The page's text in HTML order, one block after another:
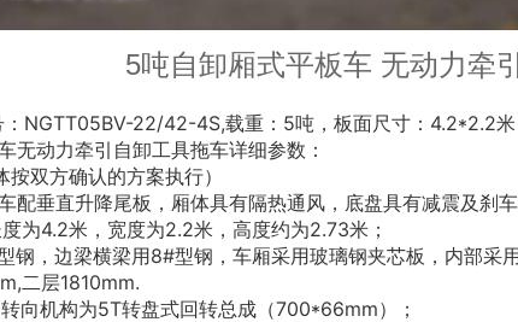
5吨自卸厢式平板车 无动力牵
NGTT05BV-22/42-4S,载重： 5吨，板面尺寸： 4.2*2.2
无动力牵引自卸工具拖车详细参数：
按双方确认的方案执行）
配垂直升降尾板，厢体具有隔热通风，底盘具有减震及刹
为4.2米，宽度为2.2米，高度约为2.73米；
钢，边梁横梁用8#型钢，车厢采用玻璃钢夹芯板，内部采
二层1810mm.
向机构为5T转盘式回转总成（700*66mm）；